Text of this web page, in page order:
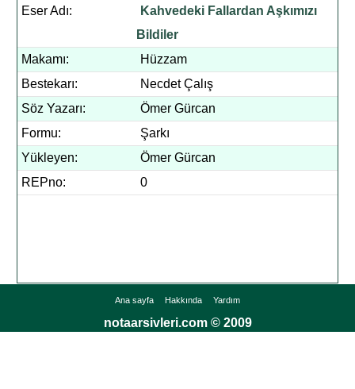
Eser Adı:
Kahvedeki Fallardan Aşkımızı
Bildiler
Makamı:
Hüzzam
Bestekarı:
Necdet Çalış
Söz Yazarı:
Ömer Gürcan
Formu:
Şarkı
Yükleyen:
Ömer Gürcan
REPno:
0
Ana sayfa Hakkında Yardım
notaarsivleri.com © 2009